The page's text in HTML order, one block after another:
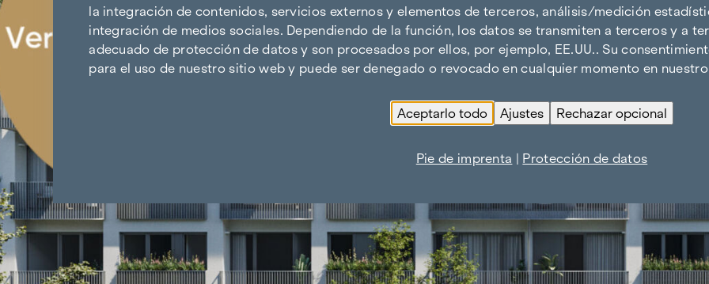
la integración de contenidos, servicios externos y elementos de terceros, análisis/medición
integración de medios sociales. Dependiendo de la función, los datos se transmiten a terceros y a
adecuado de protección de datos y son procesados por ellos, por ejemplo, EE.UU.. Su
para el uso de nuestro sitio web y puede ser denegado o revocado en cualquier momento en
Aceptarlo todo Ajustes Rechazar opcional
Pie de imprenta | Protección de datos